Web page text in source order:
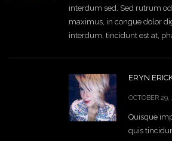
interdum sed. Sed rutrum
maximus, in congue dolor
interdum, tincidunt est at,
ERYN
OCTOBER 29,
Quisque
quis